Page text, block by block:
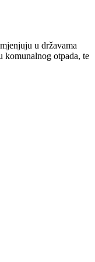
u državama
komunalnog otpada, te